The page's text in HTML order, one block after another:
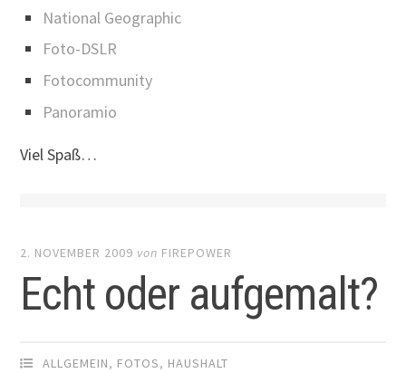
National Geographic
Foto-DSLR
Fotocommunity
Panoramio
Viel Spaß…
2. NOVEMBER 2009 von FIREPOWER
Echt oder aufgemalt?
ALLGEMEIN, FOTOS, HAUSHALT